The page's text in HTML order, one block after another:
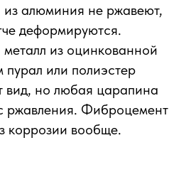
из алюминия не ржавеют,
деформируются.
из оцинкованной
пурал или полиэстер
вид, но любая царапина
ржавления. Фиброцемент
коррозии вообще.